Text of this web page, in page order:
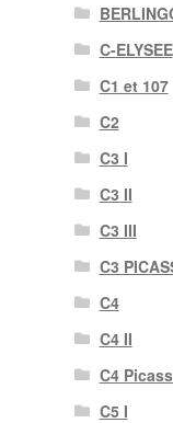
C-ELYSEE
C1 et 107
C2
C3 I
C3 II
C3 III
C3
C4
C4 II
C4
C5 I